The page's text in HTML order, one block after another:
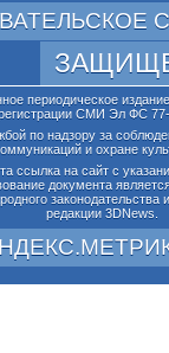
периодическое
СМИ Эл ФС
по надзору за
и охране
ссылка на сайт с
документа
законодательства
редакции 3DNews.